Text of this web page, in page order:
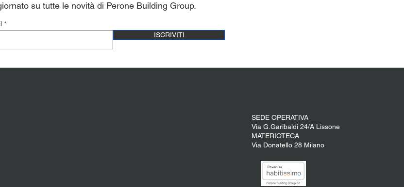
su tutte le novità di Perone Building Group.
ISCRIVITI
SEDE OPERATIVA
Via G.Garibaldi 24/A Lissone
MATERIOTECA
Via Donatello 28 Milano